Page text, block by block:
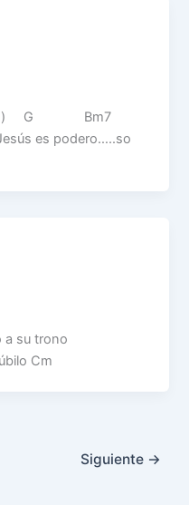
D (x2) G Bm7
es podero…..so
a su trono
y júbilo Cm
Siguiente →